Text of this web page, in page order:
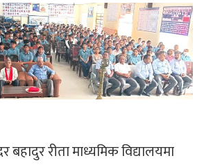
रीता माध्यमिक विद्यालयमा